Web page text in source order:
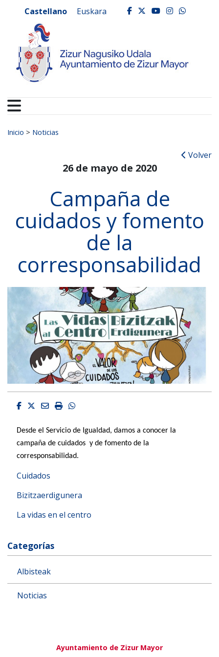
Ayuntamiento de
Castellano Euskara facebook
twitter
youtube
Buscar:
Inicio > Noticias
Volver
26 de mayo de 2020
Campaña de
cuidados y fomento
de la
corresponsabilidad
Facebook
Twitter
EmailImprimirWhatsapp
Desde el Servicio de Igualdad, damos a conocer la
campaña de cuidados y de fomento de la
corresponsabilidad.
Cuidados
Bizitzaerdigunera
La vidas en el centro
Categorías
Albisteak
Noticias
Ayuntamiento de Zizur Mayor